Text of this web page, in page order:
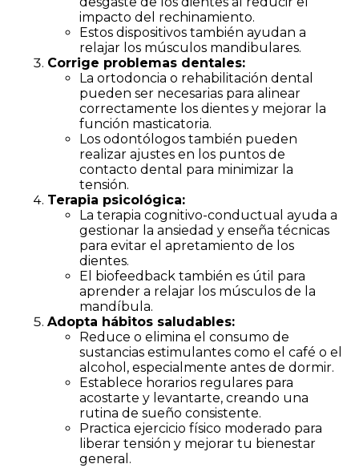
impacto del rechinamiento.
Estos dispositivos también ayudan a
relajar los músculos mandibulares.
Corrige problemas dentales:
La ortodoncia o rehabilitación dental
pueden ser necesarias para alinear
correctamente los dientes y mejorar la
función masticatoria.
Los odontólogos también pueden
realizar ajustes en los puntos de
contacto dental para minimizar la
tensión.
Terapia psicológica:
La terapia cognitivo-conductual ayuda a
gestionar la ansiedad y enseña técnicas
para evitar el apretamiento de los
dientes.
El biofeedback también es útil para
aprender a relajar los músculos de la
mandíbula.
Adopta hábitos saludables:
Reduce o elimina el consumo de
sustancias estimulantes como el café o el
alcohol, especialmente antes de dormir.
Establece horarios regulares para
acostarte y levantarte, creando una
rutina de sueño consistente.
Practica ejercicio físico moderado para
liberar tensión y mejorar tu bienestar
general.